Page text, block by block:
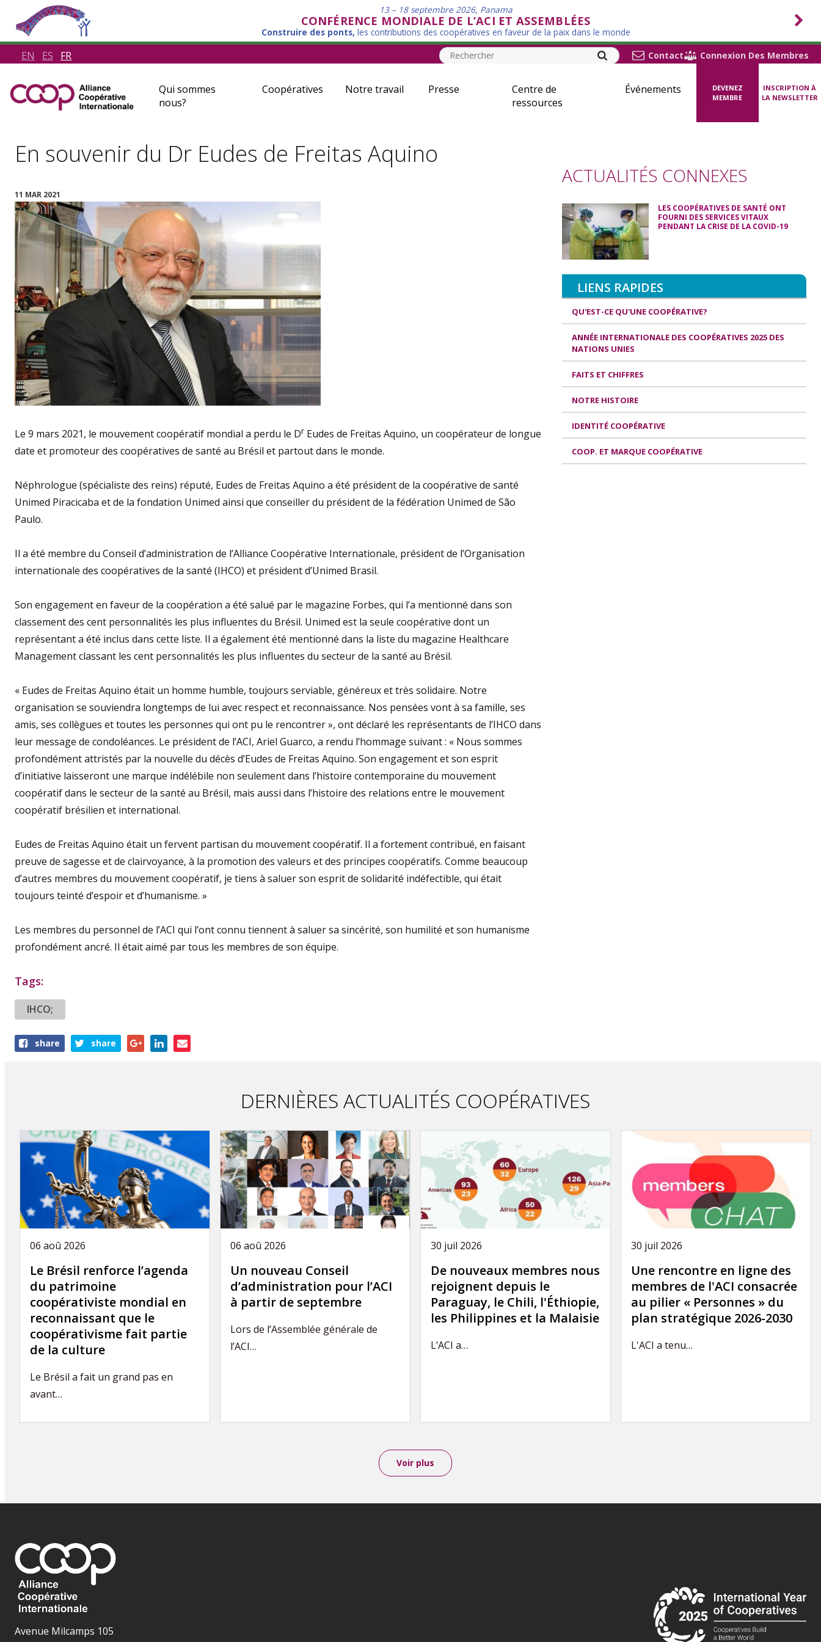
13 – 18 septembre 2026, Panama
CONFÉRENCE MONDIALE DE L’ACI ET ASSEMBLÉES
Construire des ponts, les contributions des coopératives en faveur de la paix dans le monde
EN ES FR Contact Connexion Des Membres
Qui sommes
nous?
Coopératives Notre travail Presse
Centre de
ressources
Événements
DEVENEZ
MEMBRE
INSCRIPTION À
LA NEWSLETTER
En souvenir du Dr Eudes de Freitas Aquino
11 MAR 2021
Le 9 mars 2021, le mouvement coopératif mondial a perdu le Dr Eudes de Freitas Aquino, un coopérateur de longue
date et promoteur des coopératives de santé au Brésil et partout dans le monde.
Néphrologue (spécialiste des reins) réputé, Eudes de Freitas Aquino a été président de la coopérative de santé
Unimed Piracicaba et de la fondation Unimed ainsi que conseiller du président de la fédération Unimed de São
Paulo.
Il a été membre du Conseil d’administration de l’Alliance Coopérative Internationale, président de l’Organisation
internationale des coopératives de la santé (IHCO) et président d’Unimed Brasil.
Son engagement en faveur de la coopération a été salué par le magazine Forbes, qui l’a mentionné dans son
classement des cent personnalités les plus influentes du Brésil. Unimed est la seule coopérative dont un
représentant a été inclus dans cette liste. Il a également été mentionné dans la liste du magazine Healthcare
Management classant les cent personnalités les plus influentes du secteur de la santé au Brésil.
« Eudes de Freitas Aquino était un homme humble, toujours serviable, généreux et très solidaire. Notre
organisation se souviendra longtemps de lui avec respect et reconnaissance. Nos pensées vont à sa famille, ses
amis, ses collègues et toutes les personnes qui ont pu le rencontrer », ont déclaré les représentants de l’IHCO dans
leur message de condoléances. Le président de l’ACI, Ariel Guarco, a rendu l’hommage suivant : « Nous sommes
profondément attristés par la nouvelle du décès d’Eudes de Freitas Aquino. Son engagement et son esprit
d’initiative laisseront une marque indélébile non seulement dans l’histoire contemporaine du mouvement
coopératif dans le secteur de la santé au Brésil, mais aussi dans l’histoire des relations entre le mouvement
coopératif brésilien et international.
Eudes de Freitas Aquino était un fervent partisan du mouvement coopératif. Il a fortement contribué, en faisant
preuve de sagesse et de clairvoyance, à la promotion des valeurs et des principes coopératifs. Comme beaucoup
d’autres membres du mouvement coopératif, je tiens à saluer son esprit de solidarité indéfectible, qui était
toujours teinté d’espoir et d’humanisme. »
Les membres du personnel de l’ACI qui l’ont connu tiennent à saluer sa sincérité, son humilité et son humanisme
profondément ancré. Il était aimé par tous les membres de son équipe.
Tags:
IHCO;
Shareshare share
DERNIÈRES ACTUALITÉS COOPÉRATIVES
06 aoû 2026
Le Brésil renforce l’agenda
du patrimoine
coopérativiste mondial en
reconnaissant que le
coopérativisme fait partie
de la culture
Le Brésil a fait un grand pas en
avant…
06 aoû 2026
Un nouveau Conseil
d’administration pour l’ACI
à partir de septembre
Lors de l’Assemblée générale de
l’ACI…
30 juil 2026
De nouveaux membres nous
rejoignent depuis le
Paraguay, le Chili, l'Éthiopie,
les Philippines et la Malaisie
L’ACI a…
30 juil 2026
Une rencontre en ligne des
membres de l'ACI consacrée
au pilier « Personnes » du
plan stratégique 2026-2030
L'ACI a tenu…
Voir plus
ACTUALITÉS CONNEXES
LES COOPÉRATIVES DE SANTÉ ONT
FOURNI DES SERVICES VITAUX
PENDANT LA CRISE DE LA COVID-19
LIENS RAPIDES
QU'EST-CE QU'UNE COOPÉRATIVE?
ANNÉE INTERNATIONALE DES COOPÉRATIVES 2025 DES
NATIONS UNIES
FAITS ET CHIFFRES
NOTRE HISTOIRE
IDENTITÉ COOPÉRATIVE
COOP. ET MARQUE COOPÉRATIVE
Avenue Milcamps 105